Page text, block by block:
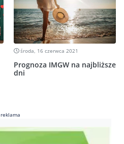
środa, 16 czerwca 2021
Prognoza IMGW na najbliższe
dni
reklama